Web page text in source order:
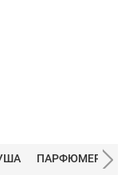
ПАРФЮМЕРНАЯ